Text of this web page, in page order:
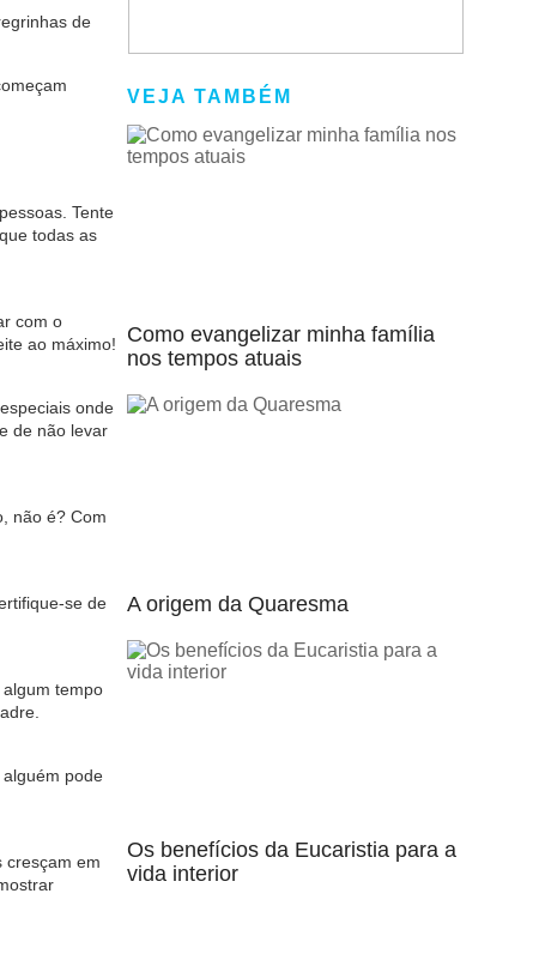
de
Tente
todas as
com o
ao máximo!
onde
de não levar
não é? Com
se de
tempo
pode
cresçam em
VEJA TAMBÉM
Como evangelizar minha família
nos tempos atuais
A origem da Quaresma
Os benefícios da Eucaristia para a
vida interior